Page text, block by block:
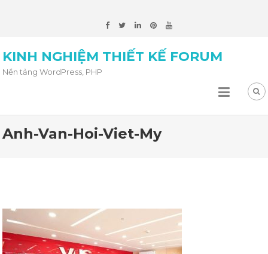
KINH NGHIỆM THIẾT KẾ FORUM
Nền tảng WordPress, PHP
Anh-Van-Hoi-Viet-My